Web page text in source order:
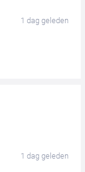
1 dag geleden
1 dag geleden